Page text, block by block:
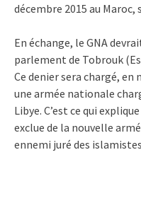
décembre 2015 au Maroc,
En échange, le GNA
parlement de Tobrouk
Ce denier sera chargé,
une armée nationale
Libye. C’est ce qui
exclue de la nouvelle
ennemi juré des